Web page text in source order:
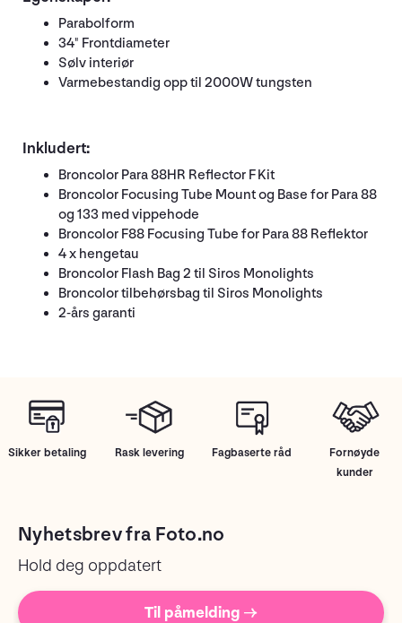
Parabolform
34" Frontdiameter
Sølv interiør
Varmebestandig opp til 2000W tungsten
Inkludert:
Broncolor Para 88HR Reflector F Kit
Broncolor Focusing Tube Mount og Base for Para 88
og 133 med vippehode
Broncolor F88 Focusing Tube for Para 88 Reflektor
4 x hengetau
Broncolor Flash Bag 2 til Siros Monolights
Broncolor tilbehørsbag til Siros Monolights
2-års garanti
Sikker betaling Rask levering Fagbaserte råd
Fornøyde
kunder
Nyhetsbrev fra Foto.no
Hold deg oppdatert
Til påmelding →